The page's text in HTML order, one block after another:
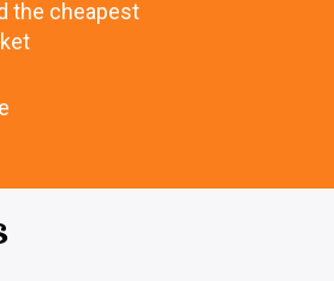
the cheapest